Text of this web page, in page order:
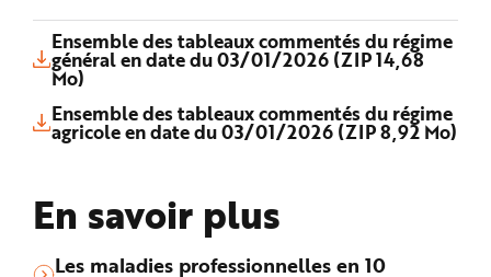
Ensemble des tableaux commentés du régime
général en date du 03/01/2026 (ZIP 14,68
Mo)
Ensemble des tableaux commentés du régime
agricole en date du 03/01/2026 (ZIP 8,92 Mo)
En savoir plus
Les maladies professionnelles en 10